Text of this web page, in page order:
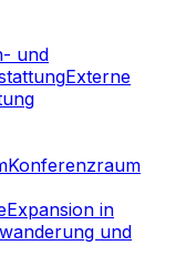
und
Externe
Konferenzraum
Expansion in
und